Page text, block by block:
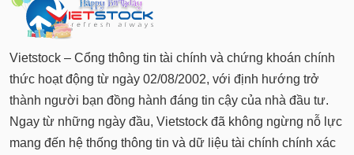
Vietstock – Cổng thông tin tài chính và chứng khoán chính
thức hoạt động từ ngày 02/08/2002, với định hướng trở
thành người bạn đồng hành đáng tin cậy của nhà đầu tư.
Ngay từ những ngày đầu, Vietstock đã không ngừng nỗ lực
mang đến hệ thống thông tin và dữ liệu tài chính chính xác